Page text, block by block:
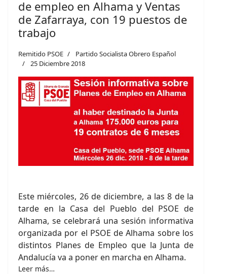
de empleo en Alhama y Ventas
de Zafarraya, con 19 puestos de
trabajo
Remitido PSOE
Partido Socialista Obrero Español
25 Diciembre 2018
Este miércoles, 26 de diciembre, a las 8 de la
tarde en la Casa del Pueblo del PSOE de
Alhama, se celebrará una sesión informativa
organizada por el PSOE de Alhama sobre los
distintos Planes de Empleo que la Junta de
Andalucía va a poner en marcha en Alhama.
Leer más…